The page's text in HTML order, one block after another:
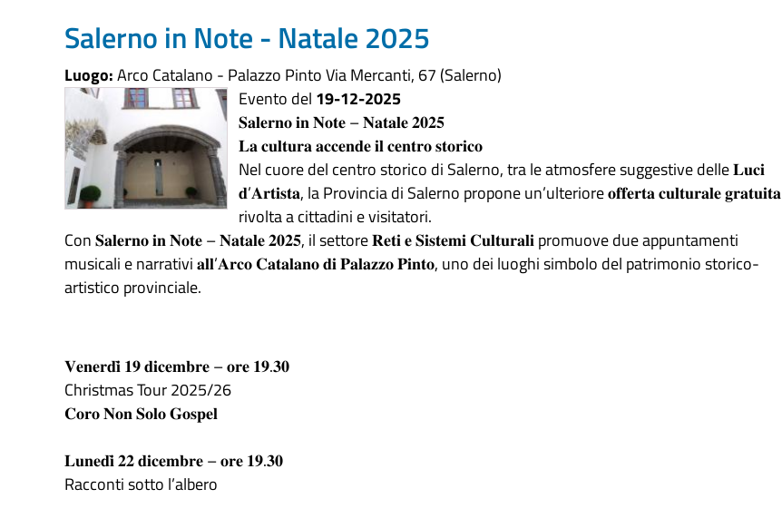
Salerno in Note - Natale 2025
Luogo:Arco Catalano - Palazzo Pinto Via Mercanti, 67 (Salerno)
Evento del 19-12-2025
𝐒𝐚𝐥𝐞𝐫𝐧𝐨 𝐢𝐧 𝐍𝐨𝐭𝐞 – 𝐍𝐚𝐭𝐚𝐥𝐞 𝟐𝟎𝟐𝟓
𝐋𝐚 𝐜𝐮𝐥𝐭𝐮𝐫𝐚 𝐚𝐜𝐜𝐞𝐧𝐝𝐞 𝐢𝐥 𝐜𝐞𝐧𝐭𝐫𝐨 𝐬𝐭𝐨𝐫𝐢𝐜𝐨
Nel cuore del centro storico di Salerno, tra le atmosfere suggestive delle 𝐋𝐮𝐜𝐢
𝐝’𝐀𝐫𝐭𝐢𝐬𝐭𝐚, la Provincia di Salerno propone un’ulteriore 𝐨𝐟𝐟𝐞𝐫𝐭𝐚 𝐜𝐮𝐥𝐭𝐮𝐫𝐚𝐥𝐞 𝐠𝐫𝐚𝐭𝐮𝐢𝐭𝐚
rivolta a cittadini e visitatori.
Con 𝐒𝐚𝐥𝐞𝐫𝐧𝐨 𝐢𝐧 𝐍𝐨𝐭𝐞 – 𝐍𝐚𝐭𝐚𝐥𝐞 𝟐𝟎𝟐𝟓, il settore 𝐑𝐞𝐭𝐢 𝐞 𝐒𝐢𝐬𝐭𝐞𝐦𝐢 𝐂𝐮𝐥𝐭𝐮𝐫𝐚𝐥𝐢 promuove due appuntamenti
musicali e narrativi 𝐚𝐥𝐥’𝐀𝐫𝐜𝐨 𝐂𝐚𝐭𝐚𝐥𝐚𝐧𝐨 𝐝𝐢 𝐏𝐚𝐥𝐚𝐳𝐳𝐨 𝐏𝐢𝐧𝐭𝐨, uno dei luoghi simbolo del patrimonio storico-
artistico provinciale.
𝐕𝐞𝐧𝐞𝐫𝐝𝐢̀ 𝟏𝟗 𝐝𝐢𝐜𝐞𝐦𝐛𝐫𝐞 – 𝐨𝐫𝐞 𝟏𝟗.𝟑𝟎
Christmas Tour 2025/26
𝐂𝐨𝐫𝐨 𝐍𝐨𝐧 𝐒𝐨𝐥𝐨 𝐆𝐨𝐬𝐩𝐞𝐥
𝐋𝐮𝐧𝐞𝐝𝐢̀ 𝟐𝟐 𝐝𝐢𝐜𝐞𝐦𝐛𝐫𝐞 – 𝐨𝐫𝐞 𝟏𝟗.𝟑𝟎
Racconti sotto l’albero